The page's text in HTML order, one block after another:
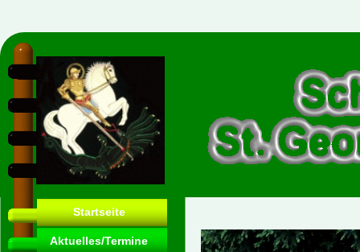
Startseite
Aktuelles/Termine